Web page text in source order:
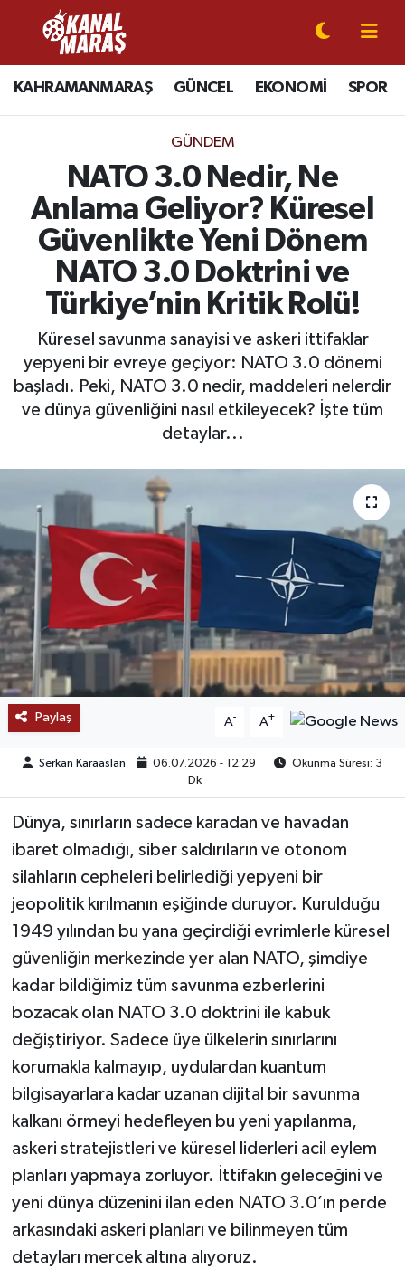
KAHRAMANMARAŞ GÜNCEL EKONOMİ SPOR
GÜNDEM
NATO 3.0 Nedir, Ne
Anlama Geliyor? Küresel
Güvenlikte Yeni Dönem
NATO 3.0 Doktrini ve
Türkiye’nin Kritik Rolü!
Küresel savunma sanayisi ve askeri ittifaklar
yepyeni bir evreye geçiyor: NATO 3.0 dönemi
başladı. Peki, NATO 3.0 nedir, maddeleri nelerdir
ve dünya güvenliğini nasıl etkileyecek? İşte tüm
detaylar...
Paylaş A- A+
Serkan Karaaslan 06.07.2026 - 12:29
Okunma Süresi: 3
Dk
Dünya, sınırların sadece karadan ve havadan
ibaret olmadığı, siber saldırıların ve otonom
silahların cepheleri belirlediği yepyeni bir
jeopolitik kırılmanın eşiğinde duruyor. Kurulduğu
1949 yılından bu yana geçirdiği evrimlerle küresel
güvenliğin merkezinde yer alan NATO, şimdiye
kadar bildiğimiz tüm savunma ezberlerini
bozacak olan NATO 3.0 doktrini ile kabuk
değiştiriyor. Sadece üye ülkelerin sınırlarını
korumakla kalmayıp, uydulardan kuantum
bilgisayarlara kadar uzanan dijital bir savunma
kalkanı örmeyi hedefleyen bu yeni yapılanma,
askeri stratejistleri ve küresel liderleri acil eylem
planları yapmaya zorluyor. İttifakın geleceğini ve
yeni dünya düzenini ilan eden NATO 3.0’ın perde
arkasındaki askeri planları ve bilinmeyen tüm
detayları mercek altına alıyoruz.
CANLI YAYIN
KAHRAMANMARAŞ
SPOR
SİYASET
EKONOMİ
GÜNDEM
MAGAZİN
BÖLGE
KEŞFET
POPÜLER
DÜNYA
TREND
MEDYA
TEKNOLOJİ
YAŞAM
KÜLTÜR SANAT
Kahramanmaraş Nöbetçi Eczaneler
Kahramanmaraş Hava Durumu
Kahramanmaraş Namaz Vakitleri
Kahramanmaraş Trafik Yoğunluk Haritası
Süper Lig Puan Durumu ve Fikstür
Tüm Manşetler
Son Dakika Haberleri
Haber Arşivi